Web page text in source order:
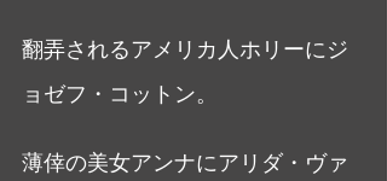
翻弄されるアメリカ人ホリーにジ
ョゼフ・コットン。
薄倖の美女アンナにアリダ・ヴァ